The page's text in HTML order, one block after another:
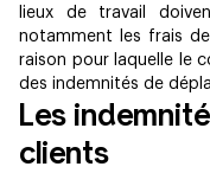
lieux de travail
notamment les frais
raison pour laquelle le
des indemnités de
Les
clients